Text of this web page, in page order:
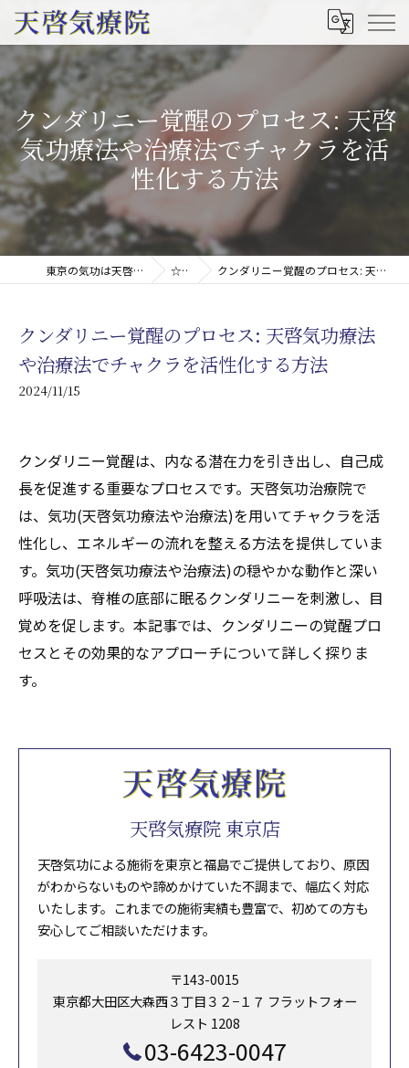
クンダリニー覚醒のプロセス: 天啓
気功療法や治療法でチャクラを活
性化する方法
東京の気功は天啓気療院(天啓気功療法治療院) ☆コラム クンダリニー覚醒のプロセス: 天啓気功療法や治療法でチャクラを活性化する方法
クンダリニー覚醒のプロセス: 天啓気功療法
や治療法でチャクラを活性化する方法
2024/11/15
クンダリニー覚醒は、内なる潜在力を引き出し、自己成
長を促進する重要なプロセスです。天啓気功治療院で
は、気功(天啓気功療法や治療法)を用いてチャクラを活
性化し、エネルギーの流れを整える方法を提供していま
す。気功(天啓気功療法や治療法)の穏やかな動作と深い
呼吸法は、脊椎の底部に眠るクンダリニーを刺激し、目
覚めを促します。本記事では、クンダリニーの覚醒プロ
セスとその効果的なアプローチについて詳しく探りま
す。
天啓気療院 東京店
天啓気功による施術を東京と福島でご提供しており、原因
がわからないものや諦めかけていた不調まで、幅広く対応
いたします。これまでの施術実績も豊富で、初めての方も
安心してご相談いただけます。
〒143-0015
東京都大田区大森西３丁目３２−１７ フラットフォー
レスト 1208
03-6423-0047